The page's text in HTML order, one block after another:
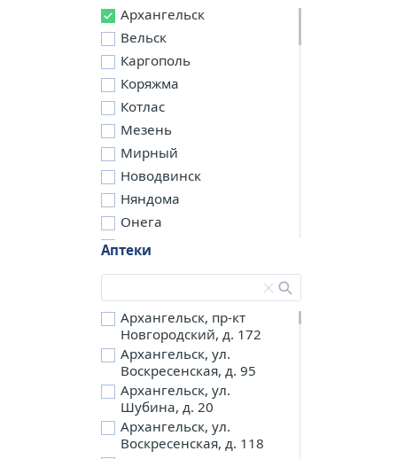
Архангельск
Вельск
Каргополь
Коряжма
Котлас
Мезень
Мирный
Новодвинск
Няндома
Онега
Северодвинск
д. Бережная
д. Петариха
д. Согра
п. Березник
п. Боброво
п. Вычегодский
п. Двинской,
Аптеки
Архангельск, пр-кт
Новгородский, д. 172
Архангельск, ул.
Воскресенская, д. 95
Архангельск, ул.
Шубина, д. 20
Архангельск, ул.
Воскресенская, д. 118